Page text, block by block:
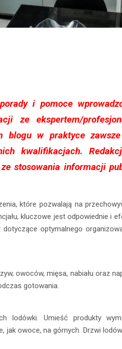
i pomoce
ze ekspertem/
blogu w praktyce
kwalifikacjach.
stosowania informacji
które pozwalają na
kluczowe jest odpowiednie i
optymalnego
owoców, mięsa, nabiału oraz
gotowania.
lodówki. Umieść produkty
jak owoce, na górnych. Drzwi